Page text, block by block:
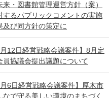
来・図書館管理運営方針（案）
するパブリックコメントの実施
及び同方針の策定に
月12日経営戦略会議案件】8月定
員協議会提出議題について
月6日経営戦略会議案件】厚木市
なで守る美しい環境のまちづく